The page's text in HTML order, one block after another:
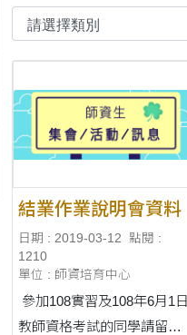
結業作業說明會資料
日期 : 2019-03-12
點閱 :
1210
單位 : 師資培育中心
參加108實習及108年6月1日
教師資格考試的同學請留意